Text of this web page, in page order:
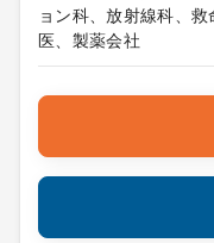
ョン科、放射線科、
医、製薬会社